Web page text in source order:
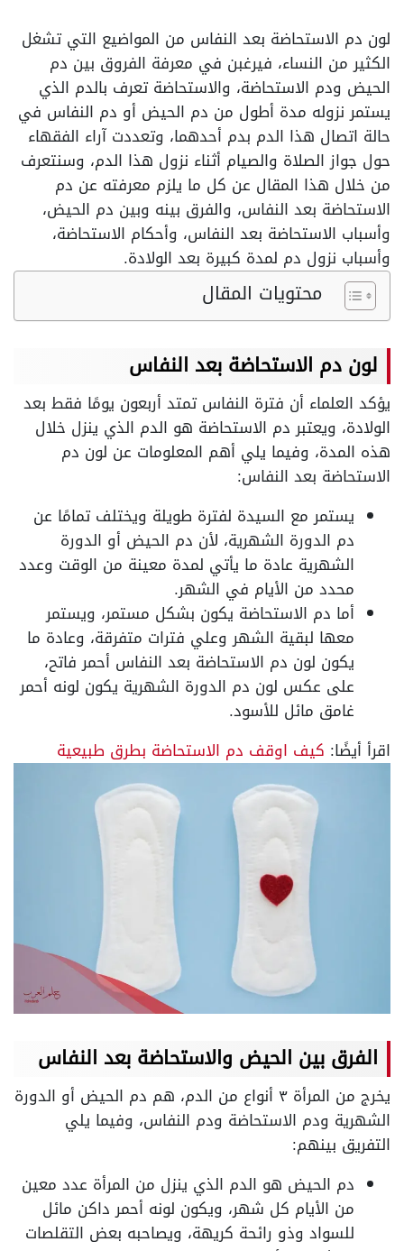
لون دم الاستحاضة بعد النفاس من المواضيع التي تشغل
الكثير من النساء، فيرغبن في معرفة الفروق بين دم
الحيض ودم الاستحاضة، والاستحاضة تعرف بالدم الذي
يستمر نزوله مدة أطول من دم الحيض أو دم النفاس في
حالة اتصال هذا الدم بدم أحدهما، وتعددت آراء الفقهاء
حول جواز الصلاة والصيام أثناء نزول هذا الدم، وسنتعرف
من خلال هذا المقال عن كل ما يلزم معرفته عن دم
الاستحاضة بعد النفاس، والفرق بينه وبين دم الحيض،
وأسباب الاستحاضة بعد النفاس، وأحكام الاستحاضة،
وأسباب نزول دم لمدة كبيرة بعد الولادة.
محتويات المقال
لون دم الاستحاضة بعد النفاس
يؤكد العلماء أن فترة النفاس تمتد أربعون يومًا فقط بعد
الولادة، ويعتبر دم الاستحاضة هو الدم الذي ينزل خلال
هذه المدة، وفيما يلي أهم المعلومات عن لون دم
الاستحاضة بعد النفاس:
يستمر مع السيدة لفترة طويلة ويختلف تمامًا عن
دم الدورة الشهرية، لأن دم الحيض أو الدورة
الشهرية عادة ما يأتي لمدة معينة من الوقت وعدد
محدد من الأيام في الشهر.
أما دم الاستحاضة يكون بشكل مستمر، ويستمر
معها لبقية الشهر وعلي فترات متفرقة، وعادة ما
يكون لون دم الاستحاضة بعد النفاس أحمر فاتح،
على عكس لون دم الدورة الشهرية يكون لونه أحمر
غامق مائل للأسود.
اقرأ أيضًا: كيف اوقف دم الاستحاضة بطرق طبيعية
الفرق بين الحيض والاستحاضة بعد النفاس
يخرج من المرأة ٣ أنواع من الدم، هم دم الحيض أو الدورة
الشهرية ودم الاستحاضة ودم النفاس، وفيما يلي
التفريق بينهم:
دم الحيض هو الدم الذي ينزل من المرأة عدد معين
من الأيام كل شهر، ويكون لونه أحمر داكن مائل
للسواد وذو رائحة كريهة، ويصاحبه بعض التقلصات